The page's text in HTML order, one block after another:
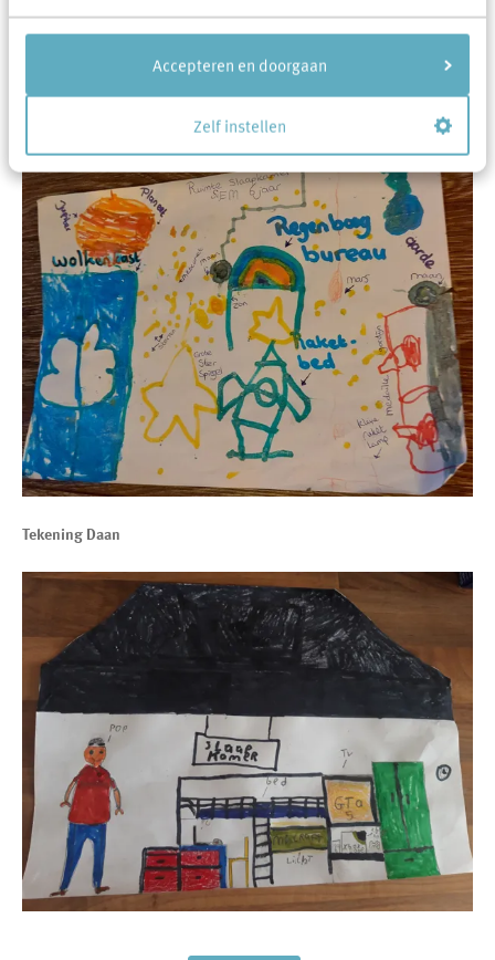
Accepteren en doorgaan
Zelf instellen
zijn.
Tekening Sem
Tekening Daan